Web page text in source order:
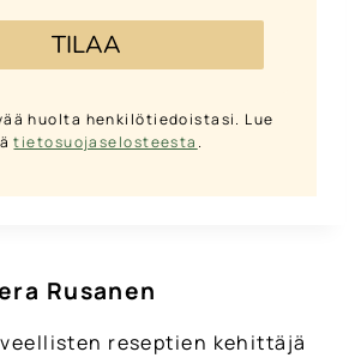
TILAA
huolta henkilötiedoistasi. Lue
tietosuojaselosteesta .
Rusanen
reseptien kehittäjä